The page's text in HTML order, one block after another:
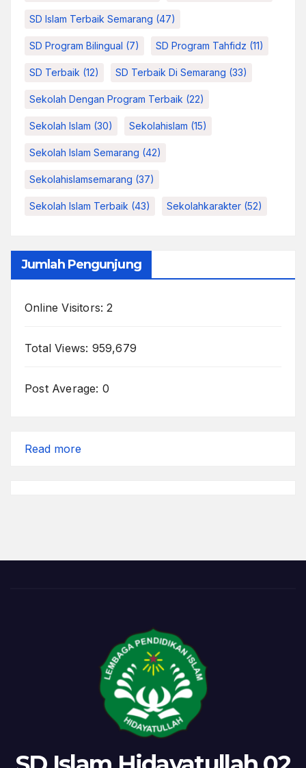
SD Islam Terbaik Semarang (47)
SD Program Bilingual (7) SD Program Tahfidz (11)
SD Terbaik (12) SD Terbaik Di Semarang (33)
Sekolah Dengan Program Terbaik (22)
Sekolah Islam (30) Sekolahislam (15)
Sekolah Islam Semarang (42)
Sekolahislamsemarang (37)
Sekolah Islam Terbaik (43) Sekolahkarakter (52)
Jumlah Pengunjung
Online Visitors:2
Total Views: 959,679
Post Average: 0
Read more